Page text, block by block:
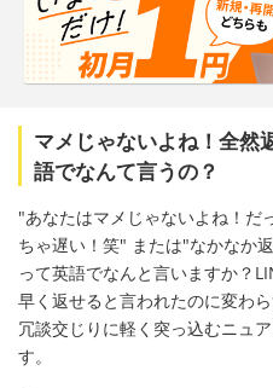
マメじゃないよね！全然
語でなんて言うの？
"あなたはマメじゃないよね！
ちゃ遅い！笑" または"なかなか
って英語でなんと言いますか？
早く返せると言われたのに変わ
冗談交じりに軽く突っ込むニュ
す。